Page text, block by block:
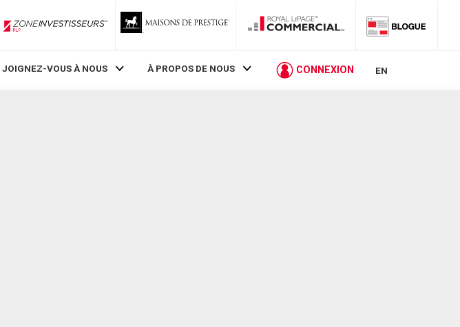
ZoneInvestisseurs RLP
JOIGNEZ-VOUS À NOUS À PROPOS DE NOUS CONNEXION EN